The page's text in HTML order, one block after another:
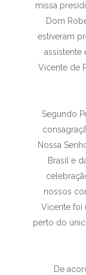
missa
Dom
estiveram
assistente
Vicente de
Segundo
Nossa
Brasil e
nossos
Vicente foi
perto do
De